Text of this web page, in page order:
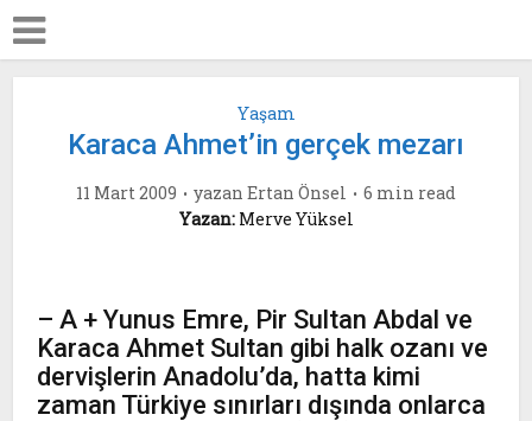
Yaşam
Karaca Ahmet’in gerçek mezarı
11 Mart 2009 yazan Ertan Önsel
6 min read
Yazan:Merve Yüksel
– A + Yunus Emre, Pir Sultan Abdal ve
Karaca Ahmet Sultan gibi halk ozanı ve
dervişlerin Anadolu’da, hatta kimi
zaman Türkiye sınırları dışında onlarca